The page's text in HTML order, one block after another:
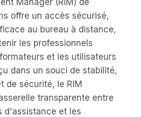
offre un accès sécurisé,
au bureau à distance,
les professionnels
et les utilisateurs
dans un souci de stabilité,
de sécurité, le RIM
transparente entre
d'assistance et les